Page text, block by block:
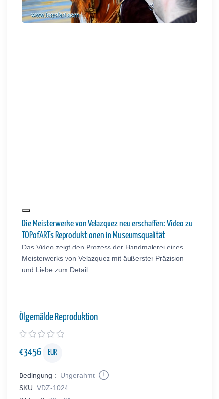
Die Meisterwerke von Velazquez neu erschaffen: Video zu
TOPofARTs Reproduktionen in Museumsqualität
Das Video zeigt den Prozess der Handmalerei eines
Meisterwerks von Velazquez mit äußerster Präzision
und Liebe zum Detail.
Ölgemälde Reproduktion
€3456 EUR
Bedingung :
Ungerahmt
SKU: VDZ-1024